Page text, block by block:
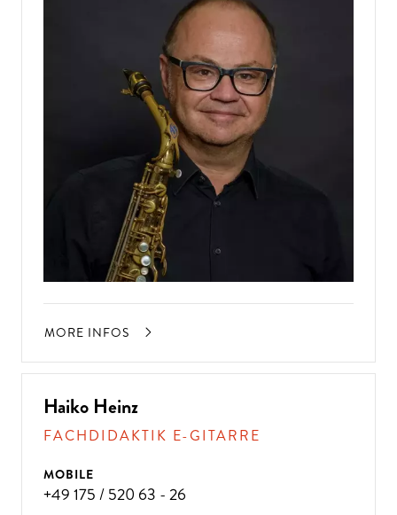
MORE INFOS
Haiko Heinz
FACHDIDAKTIK E-GITARRE
MOBILE
+49 175 / 520 63 - 26